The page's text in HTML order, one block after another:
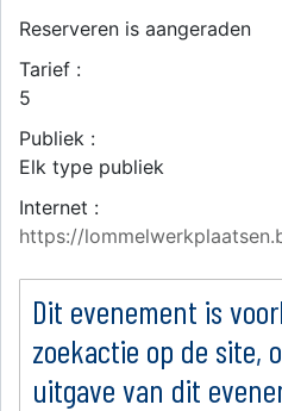
Reserveren is aangeraden
Tarief :
5
Publiek :
Elk type publiek
Internet :
https://
Dit evenement is
zoekactie op de site,
uitgave van dit